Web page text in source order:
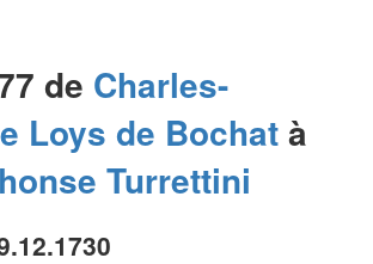
de Charles-
Loys de Bochatà
Turrettini